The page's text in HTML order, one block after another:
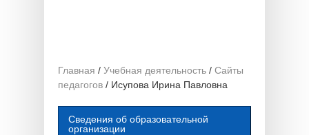
Главная / Учебная деятельность / Сайты
педагогов / Исупова Ирина Павловна
Сведения об образовательной
организации